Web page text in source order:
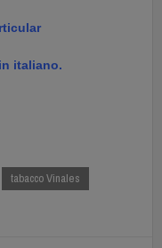
italiano.
tabacco Vinales